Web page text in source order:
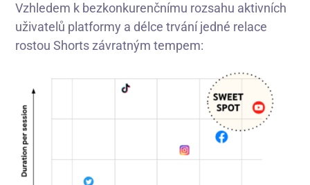
Vzhledem k bezkonkurenčnímu rozsahu aktivních
uživatelů platformy a délce trvání jedné relace
rostou Shorts závratným tempem: